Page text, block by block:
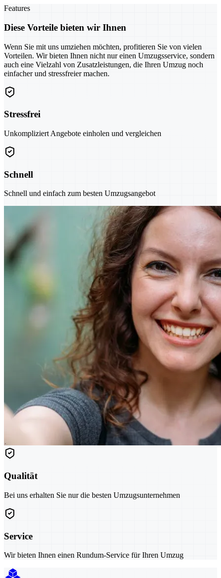
Features
Diese Vorteile bieten wir Ihnen
Wenn Sie mit uns umziehen möchten, profitieren Sie von vielen
Vorteilen. Wir bieten Ihnen nicht nur einen Umzugsservice, sondern
auch eine Vielzahl von Zusatzleistungen, die Ihren Umzug noch
einfacher und stressfreier machen.
Stressfrei
Unkompliziert Angebote einholen und vergleichen
Schnell
Schnell und einfach zum besten Umzugsangebot
Qualität
Bei uns erhalten Sie nur die besten Umzugsunternehmen
Service
Wir bieten Ihnen einen Rundum-Service für Ihren Umzug